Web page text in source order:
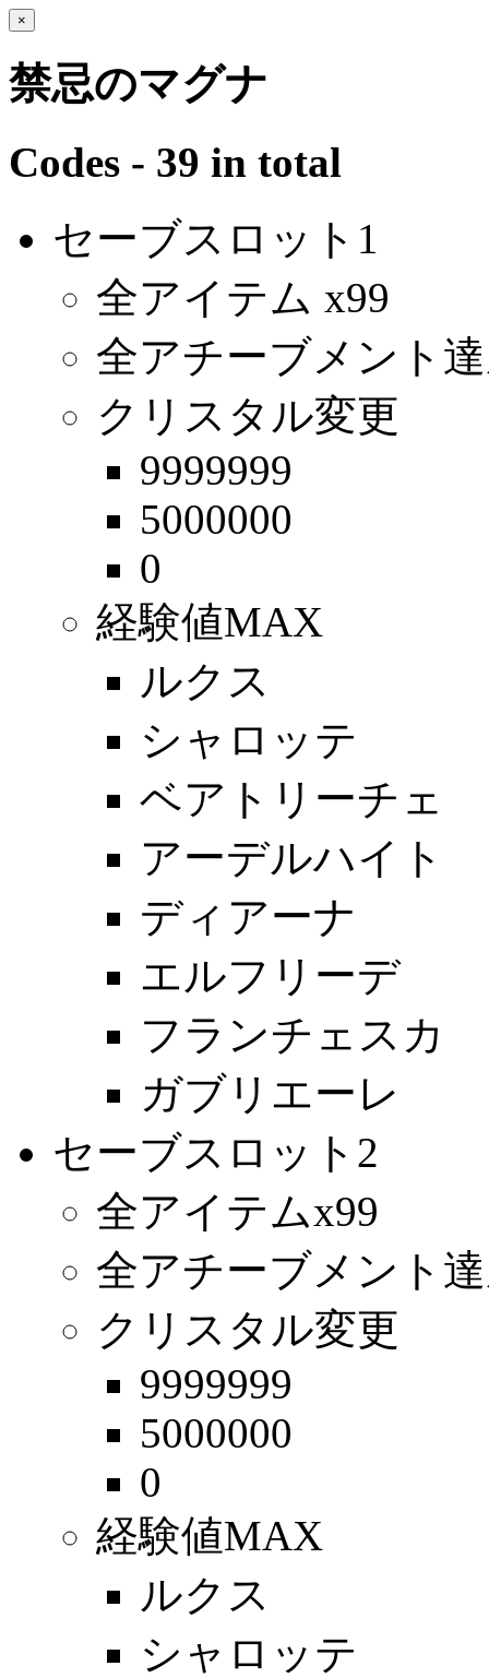
×
禁忌のマグナ
Codes - 39 in total
セーブスロット1
全アイテム x99
全アチーブメント
クリスタル変更
9999999
5000000
0
経験値MAX
ルクス
シャロッテ
ベアトリーチェ
アーデルハイト
ディアーナ
エルフリーデ
フランチェスカ
ガブリエーレ
セーブスロット2
全アイテムx99
全アチーブメント
クリスタル変更
9999999
5000000
0
経験値MAX
ルクス
シャロッテ